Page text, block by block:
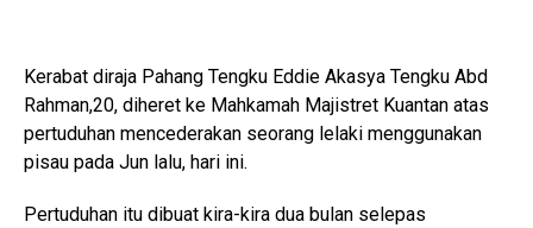
Kerabat diraja Pahang Tengku Eddie Akasya Tengku Abd
Rahman,20, diheret ke Mahkamah Majistret Kuantan atas
pertuduhan mencederakan seorang lelaki menggunakan
pisau pada Jun lalu, hari ini.
Pertuduhan itu dibuat kira-kira dua bulan selepas